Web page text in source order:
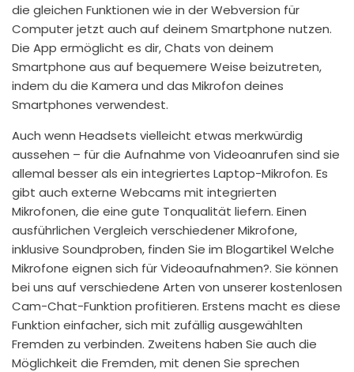
die gleichen Funktionen wie in der Webversion für
Computer jetzt auch auf deinem Smartphone nutzen.
Die App ermöglicht es dir, Chats von deinem
Smartphone aus auf bequemere Weise beizutreten,
indem du die Kamera und das Mikrofon deines
Smartphones verwendest.
Auch wenn Headsets vielleicht etwas merkwürdig
aussehen – für die Aufnahme von Videoanrufen sind sie
allemal besser als ein integriertes Laptop-Mikrofon. Es
gibt auch externe Webcams mit integrierten
Mikrofonen, die eine gute Tonqualität liefern. Einen
ausführlichen Vergleich verschiedener Mikrofone,
inklusive Soundproben, finden Sie im Blogartikel Welche
Mikrofone eignen sich für Videoaufnahmen?. Sie können
bei uns auf verschiedene Arten von unserer kostenlosen
Cam-Chat-Funktion profitieren. Erstens macht es diese
Funktion einfacher, sich mit zufällig ausgewählten
Fremden zu verbinden. Zweitens haben Sie auch die
Möglichkeit die Fremden, mit denen Sie sprechen